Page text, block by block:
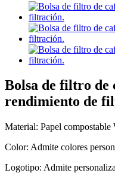
Bolsa de filtro de
rendimiento de
Material: Papel compostable
Color: Admite colores
Logotipo: Admite